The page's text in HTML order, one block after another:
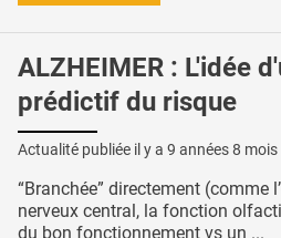
ALZHEIMER : L'idée
prédictif du risque
Actualité publiée il y a 9 années 8 mois
“Branchée” directement (comme
nerveux central, la fonction
du bon fonctionnement vs un ...